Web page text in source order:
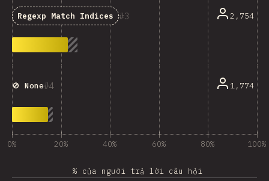
3
Regexp Match Indices 2,754
4
🚫 None 1,774
0% 20% 40% 60% 80% 100%
% của người trả lời câu hỏi